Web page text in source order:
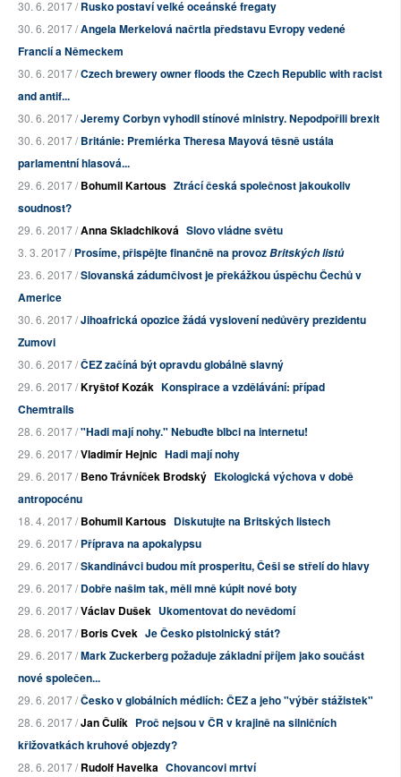
30. 6. 2017 /Rusko postaví velké oceánské fregaty
30. 6. 2017 /Angela Merkelová načrtla představu Evropy vedené
Francií a Německem
30. 6. 2017 /Czech brewery owner floods the Czech Republic with racist
and antif...
30. 6. 2017 /Jeremy Corbyn vyhodil stínové ministry. Nepodpořili brexit
30. 6. 2017 /Británie: Premiérka Theresa Mayová těsně ustála
parlamentní hlasová...
29. 6. 2017 /Bohumil Kartous Ztrácí česká společnost jakoukoliv
soudnost?
29. 6. 2017 /Anna Skladchiková Slovo vládne světu
3. 3. 2017 /Prosíme, přispějte finančně na provozBritských listů
23. 6. 2017 /Slovanská zádumčivost je překážkou úspěchu Čechů v
Americe
30. 6. 2017 /Jihoafrická opozice žádá vyslovení nedůvěry prezidentu
Zumovi
30. 6. 2017 /ČEZ začíná být opravdu globálně slavný
29. 6. 2017 /Kryštof Kozák Konspirace a vzdělávání: případ
Chemtrails
28. 6. 2017 /"Hadi mají nohy." Nebuďte blbci na internetu!
29. 6. 2017 /Vladimír Hejnic Hadi mají nohy
29. 6. 2017 /Beno Trávníček Brodský Ekologická výchova v době
antropocénu
18. 4. 2017 /Bohumil Kartous Diskutujte na Britských listech
29. 6. 2017 /Příprava na apokalypsu
29. 6. 2017 /Skandinávci budou mít prosperitu, Češi se střelí do hlavy
29. 6. 2017 /Dobře našim tak, měli mně kúpit nové boty
29. 6. 2017 /Václav Dušek Ukomentovat do nevědomí
28. 6. 2017 /Boris Cvek Je Česko pistolnický stát?
29. 6. 2017 /Mark Zuckerberg požaduje základní příjem jako součást
nové společen...
29. 6. 2017 /Česko v globálních médiích: ČEZ a jeho "výběr stážistek"
28. 6. 2017 /Jan Čulík Proč nejsou v ČR v krajině na silničních
křižovatkách kruhové objezdy?
28. 6. 2017 /Rudolf Havelka Chovancovi mrtví